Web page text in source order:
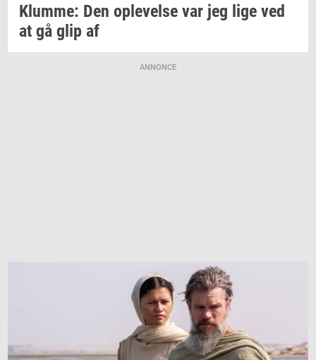
Klum­me: Den op­le­vel­se var jeg lige ved
at gå glip af
ANNONCE